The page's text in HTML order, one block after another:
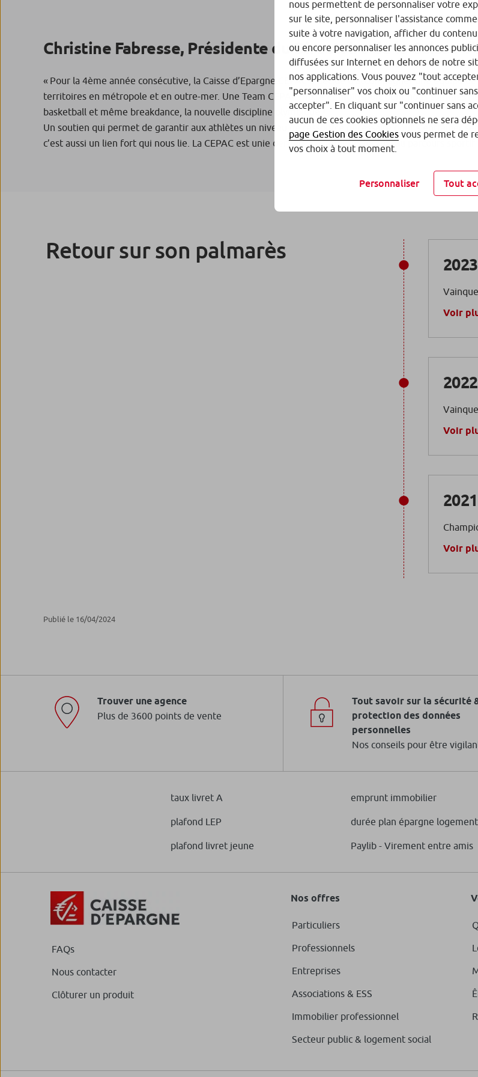
Christine Fabresse, Présidente du Directoire de la Caisse
« Pour la 4ème année consécutive, la Caisse d’Epargne CEPAC a décidé d’accompagner une
territoires en métropole et en outre-mer. Une Team CEPAC mixte et multisport dont nous sommes
basketball et même breakdance, la nouvelle discipline olympique !
Un soutien qui permet de garantir aux athlètes un niveau de ressource nécessaire pour s’entrainer
c’est aussi un lien fort qui nous lie. La CEPAC est unie derrière ses athlètes locaux, au parcours
Retour sur son palmarès
2023
Voir
2022
Voir
2021
Voir
Publié le 16/04/2024
Trouver une agence
Plus de 3600 points de vente
Tout savoir sur la sécurité
protection des données
personnelles
Nos conseils pour être
taux livret A emprunt immobilier
plafond LEP durée plan épargne logement
plafond livret jeune Paylib - Virement entre amis
FAQs
Nous contacter
Clôturer un produit
Nos offres
Particuliers
Professionnels
Entreprises
Associations & ESS
Immobilier professionnel
Secteur public & logement social
nous permettent de personnaliser votre
sur le site, personnaliser l'assistance
suite à votre navigation, afficher du contenu
ou encore personnaliser les annonces
diffusées sur Internet en dehors de notre
nos applications. Vous pouvez "tout
"personnaliser" vos choix ou "continuer sans
accepter". En cliquant sur "continuer sans
aucun de ces cookies optionnels ne sera
page Gestion des Cookies vous permet de
vos choix à tout moment.
Personnaliser Tout